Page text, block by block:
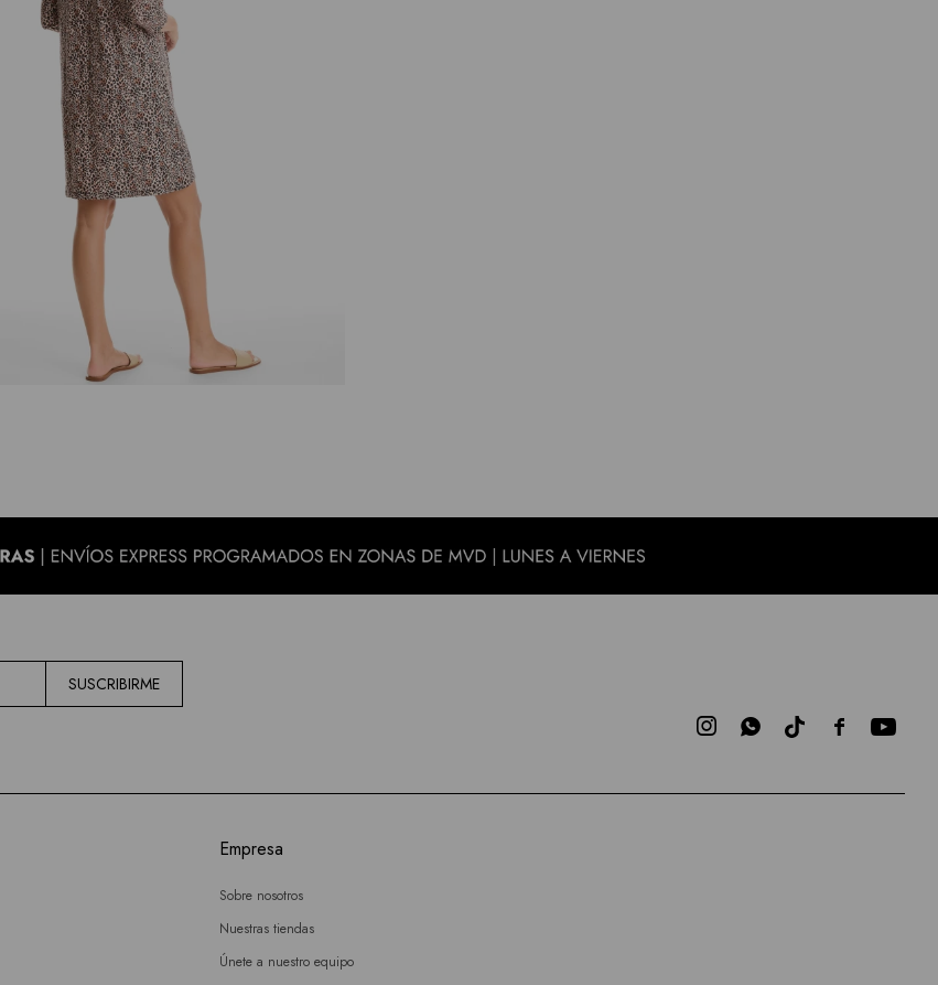
SUSCRIBIRME

 
Empresa
Sobre nosotros
Nuestras tiendas
Únete a nuestro equipo